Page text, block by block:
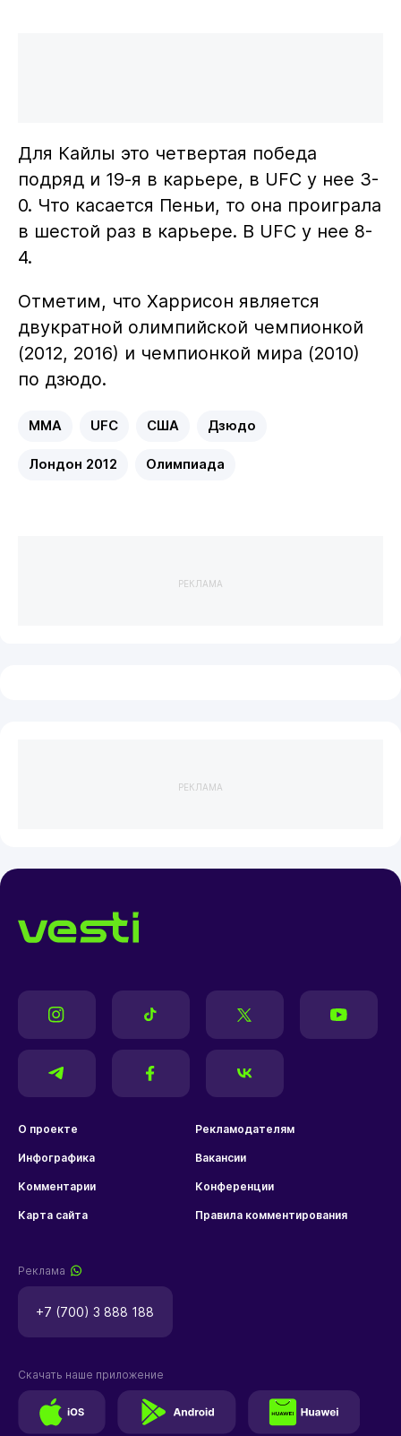
Для Кайлы это четвертая победа
подряд и 19-я в карьере, в UFC у нее 3-
0. Что касается Пеньи, то она проиграла
в шестой раз в карьере. В UFC у нее 8-
4.
Отметим, что Харрисон является
двукратной олимпийской чемпионкой
(2012, 2016) и чемпионкой мира (2010)
по дзюдо.
MMA UFC США Дзюдо
Лондон 2012 Олимпиада
РЕКЛАМА
РЕКЛАМА
О проекте Рекламодателям
Инфографика Вакансии
Комментарии Конференции
Карта сайта Правила комментирования
Реклама
+7 (700) 3 888 188
Скачать наше приложение